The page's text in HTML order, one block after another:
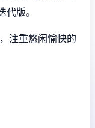
版。
注重悠闲愉快的